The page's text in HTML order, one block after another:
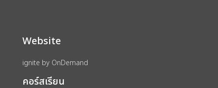
Website
ignite by OnDemand
คอร์สเรียน